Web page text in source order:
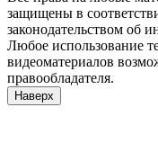
защищены в
законодательством об
Любое использование
видеоматериалов
правообладателя.
Наверх